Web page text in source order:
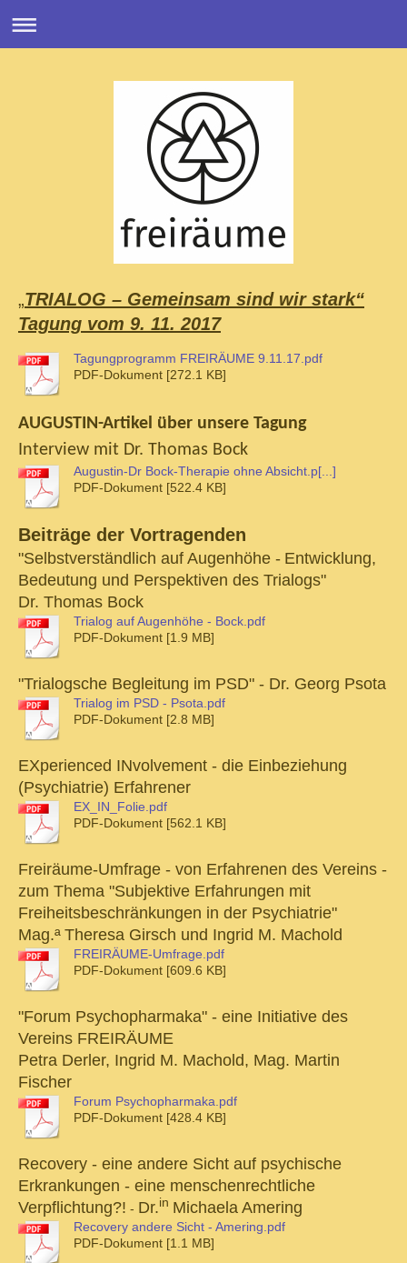
„TRIALOG – Gemeinsam sind wir stark“
Tagung vom 9. 11. 2017
Tagungprogramm FREIRÄUME 9.11.17.pdf
PDF-Dokument [272.1 KB]
AUGUSTIN-Artikel über unsere Tagung
Interview mit Dr. Thomas Bock
Augustin-Dr Bock-Therapie ohne Absicht.p[...]
PDF-Dokument [522.4 KB]
Beiträge der Vortragenden
"Selbstverständlich auf Augenhöhe - Entwicklung,
Bedeutung und Perspektiven des Trialogs"
Dr. Thomas Bock
Trialog auf Augenhöhe - Bock.pdf
PDF-Dokument [1.9 MB]
"Trialogsche Begleitung im PSD" - Dr. Georg Psota
Trialog im PSD - Psota.pdf
PDF-Dokument [2.8 MB]
EXperienced INvolvement - die Einbeziehung
(Psychiatrie) Erfahrener
EX_IN_Folie.pdf
PDF-Dokument [562.1 KB]
Freiräume-Umfrage - von Erfahrenen des Vereins -
zum Thema "Subjektive Erfahrungen mit
Freiheitsbeschränkungen in der Psychiatrie"
Mag.ª Theresa Girsch und Ingrid M. Machold
FREIRÄUME-Umfrage.pdf
PDF-Dokument [609.6 KB]
"Forum Psychopharmaka" - eine Initiative des
Vereins FREIRÄUME
Petra Derler, Ingrid M. Machold, Mag. Martin
Fischer
Forum Psychopharmaka.pdf
PDF-Dokument [428.4 KB]
Recovery - eine andere Sicht auf psychische
Erkrankungen - eine menschenrechtliche
Verpflichtung?! - Dr.in Michaela Amering
Recovery andere Sicht - Amering.pdf
PDF-Dokument [1.1 MB]